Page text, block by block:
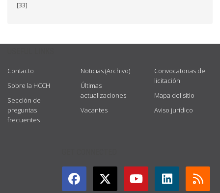
[33]
Contacto
Sobre la HCCH
Sección de
preguntas
frecuentes
Noticias (Archivo)
Últimas
actualizaciones
Vacantes
Convocatorias de
licitación
Mapa del sitio
Aviso jurídico